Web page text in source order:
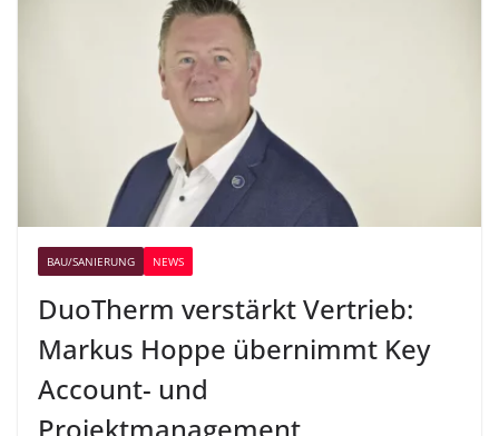
BAU/SANIERUNG NEWS
DuoTherm verstärkt Vertrieb:
Markus Hoppe übernimmt Key
Account- und
Projektmanagement